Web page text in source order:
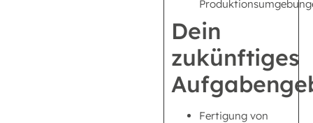
Dein
zukünftiges
Fertigung von